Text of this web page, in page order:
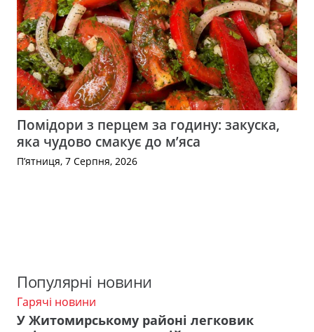
Помідори з перцем за годину: закуска,
яка чудово смакує до м’яса
П’ятниця, 7 Серпня, 2026
Популярні новини
Гарячі новини
У Житомирському районі легковик